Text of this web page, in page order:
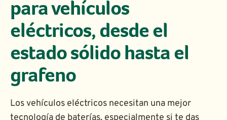
para vehículos
eléctricos, desde el
estado sólido hasta el
grafeno
Los vehículos eléctricos necesitan una mejor